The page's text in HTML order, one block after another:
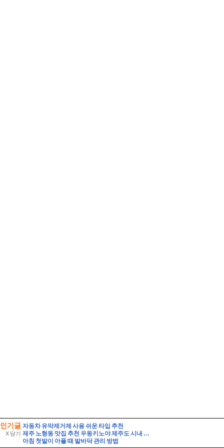
인기글
X 닫기
자동차 유막제거제 사용 쉬운 타입 추천
제주 노형동 맛집 추천 우동키노야 제주도 시내 우동 맛집
아침 첫발이 아플 때 발바닥 관리 방법